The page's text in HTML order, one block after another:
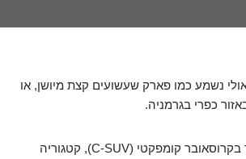
נשמע כמו פארק שעשועים קצת מיושן, או
כפרי בגרמניה.
אבל במציאות, מדובר בקרוסאובר קומפקטי (C-SUV), קטגוריה